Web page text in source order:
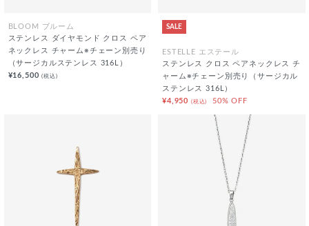
BLOOM ブルーム
ステンレス ダイヤモンド クロス ペア
ネックレス チャーム※チェーン別売り
（サージカルステンレス 316L）
¥16,500(税込)
SALE
ESTELLE エステール
ステンレス クロス ペアネックレス チ
ャーム※チェーン別売り（サージカル
ステンレス 316L）
¥4,950 (税込) 50% OFF